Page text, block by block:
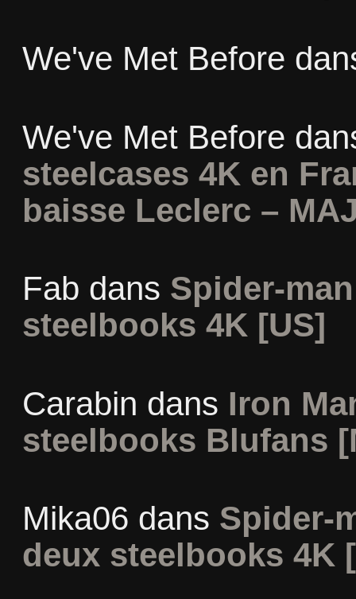
We've Met Before
We've Met Before
steelcases 4K en
baisse Leclerc –
Fab dans Spider-
steelbooks 4K [US]
Carabin dans Iron
steelbooks Blufans
Mika06 dans Spider-
deux steelbooks 4K